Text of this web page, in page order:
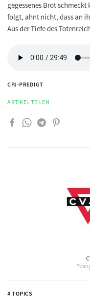
# TOPICS
gegessenes Brot
folgt, ahnt nicht, dass an
Aus der Tiefe des
CPJ-PREDIGT
ARTIKEL TEILEN